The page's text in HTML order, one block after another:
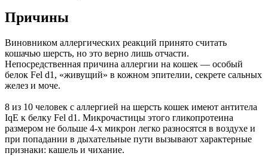
Причины
Виновником аллергических реакций принято считать
кошачью шерсть, но это верно лишь отчасти.
Непосредственная причина аллергии на кошек ― особый
белок Fel d1, «живущий» в кожном эпителии, секрете сальных
желез и моче.
8 из 10 человек с аллергией на шерсть кошек имеют антитела
IqE к белку Fel d1. Микрочастицы этого гликопротеина
размером не больше 4-х микрон легко разносятся в воздухе и
при попадании в дыхательные пути вызывают характерные
признаки: кашель и чихание.